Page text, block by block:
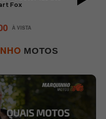
Fox
MOTOS